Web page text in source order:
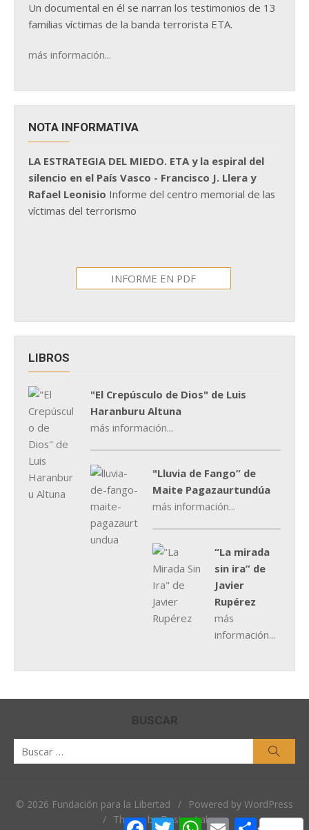
Un documental en él se narran los testimonios de 13
familias víctimas de la banda terrorista ETA.
más información...
NOTA INFORMATIVA
LA ESTRATEGIA DEL MIEDO. ETA y la espiral del
silencio en el País Vasco - Francisco J. Llera y
Rafael Leonisio Informe del centro memorial de las
víctimas del terrorismo
INFORME EN PDF
LIBROS
"El Crepúsculo de Dios" de Luis
Haranburu Altuna
más información...
"Lluvia de Fango” de
Maite Pagazaurtundúa
más información...
“La mirada
sin ira” de
Javier
Rupérez
más
información...
BUSCAR
© 2026 Fundación para la Libertad /
Powered by WordPress
/ Theme by Design Lab
Facebook
TwitterWhatsApp
EmailCompartir